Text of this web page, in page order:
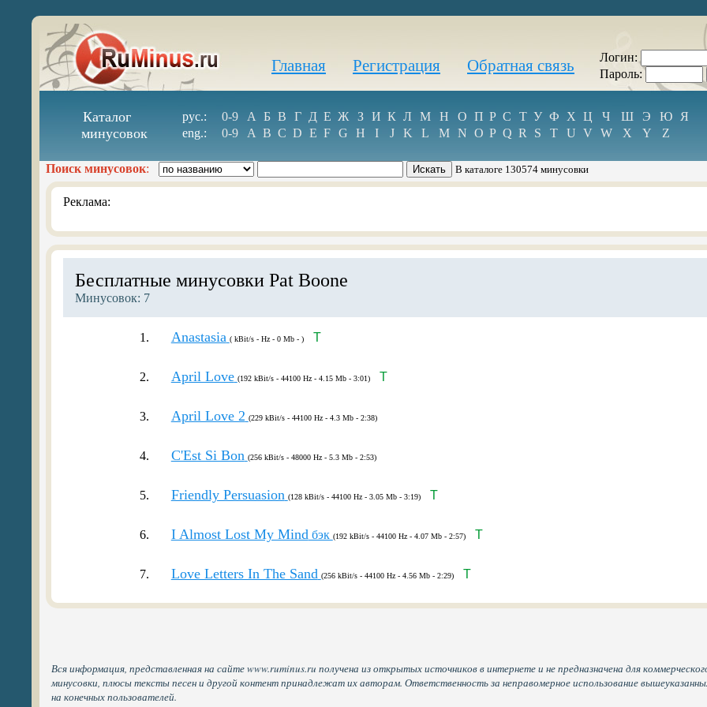
Главная Регистрация Обратная связь
Логин:
Пароль:
Каталог
минусовок
рус.: 0-9 А Б В Г Д Е Ж З И К Л М Н О П Р С Т У Ф Х Ц Ч Ш Э Ю Я
eng.:
0-9 A B C D E F G H I J K L M N O P Q R S T U V W X Y Z
Поиск минусовок: В каталоге 130574 минусовки
Реклама:
Бесплатные минусовки Pat Boone
Минусовок: 7
1. Anastasia ( kBit/s - Hz - 0 Mb - ) T
2. April Love (192 kBit/s - 44100 Hz - 4.15 Mb - 3:01) T
3. April Love 2 (229 kBit/s - 44100 Hz - 4.3 Mb - 2:38)
4. C'Est Si Bon (256 kBit/s - 48000 Hz - 5.3 Mb - 2:53)
5. Friendly Persuasion (128 kBit/s - 44100 Hz - 3.05 Mb - 3:19) T
6. I Almost Lost My Mind бэк (192 kBit/s - 44100 Hz - 4.07 Mb - 2:57) T
7. Love Letters In The Sand (256 kBit/s - 44100 Hz - 4.56 Mb - 2:29) T
Вся информация, представленная на сайте www.ruminus.ru получена из открытых источников в интернете и не предназначена для
минусовки, плюсы тексты песен и другой контент принадлежат их авторам. Ответственность за неправомерное использование
на конечных пользователей.